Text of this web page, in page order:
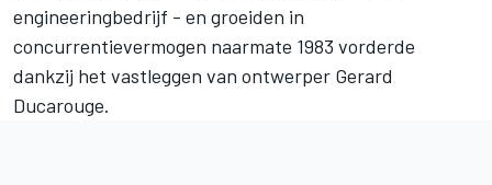
engineeringbedrijf - en groeiden in
concurrentievermogen naarmate 1983 vorderde
dankzij het vastleggen van ontwerper Gerard
Ducarouge.